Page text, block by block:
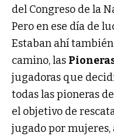
del Congreso de la
Pero en ese día de
Estaban ahí
camino, las
jugadoras que
todas las pioneras
el objetivo de
jugado por mujeres,